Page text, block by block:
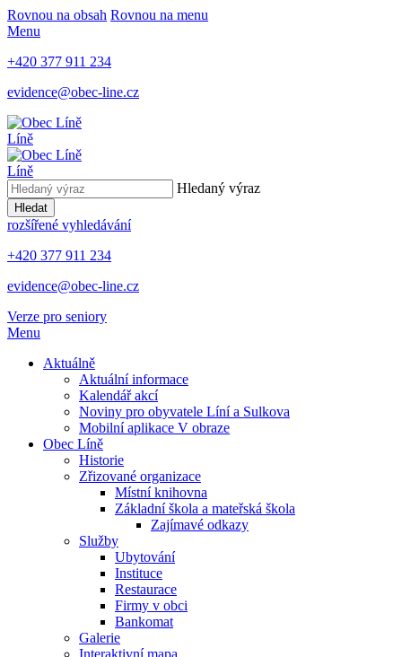
Rovnou na obsah Rovnou na menu
Menu
+420 377 911 234
evidence@obec-line.cz
Líně
Líně
Hledaný výraz
Hledat
rozšířené vyhledávání
+420 377 911 234
evidence@obec-line.cz
Verze pro seniory
Menu
Aktuálně
Aktuální informace
Kalendář akcí
Noviny pro obyvatele Líní a Sulkova
Mobilní aplikace V obraze
Obec Líně
Historie
Zřizované organizace
Místní knihovna
Základní škola a mateřská škola
Zajímavé odkazy
Služby
Ubytování
Instituce
Restaurace
Firmy v obci
Bankomat
Galerie
Interaktivní mapa